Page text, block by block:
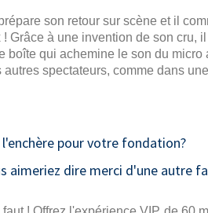
son retour sur scène et il
Grâce à une invention de son cru,
boîte qui achemine le son du micro
spectateurs, comme dans
pour votre fondation?
aimeriez dire merci d'une autre